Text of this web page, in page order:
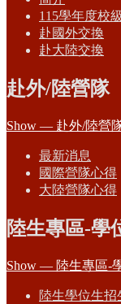
115學年度校
赴國外交換
赴大陸交換
赴外/陸營隊
Show — 赴外/陸營
最新消息
國際營隊心得
大陸營隊心得
陸生專區-學
Show — 陸生專區-
陸生學位生招